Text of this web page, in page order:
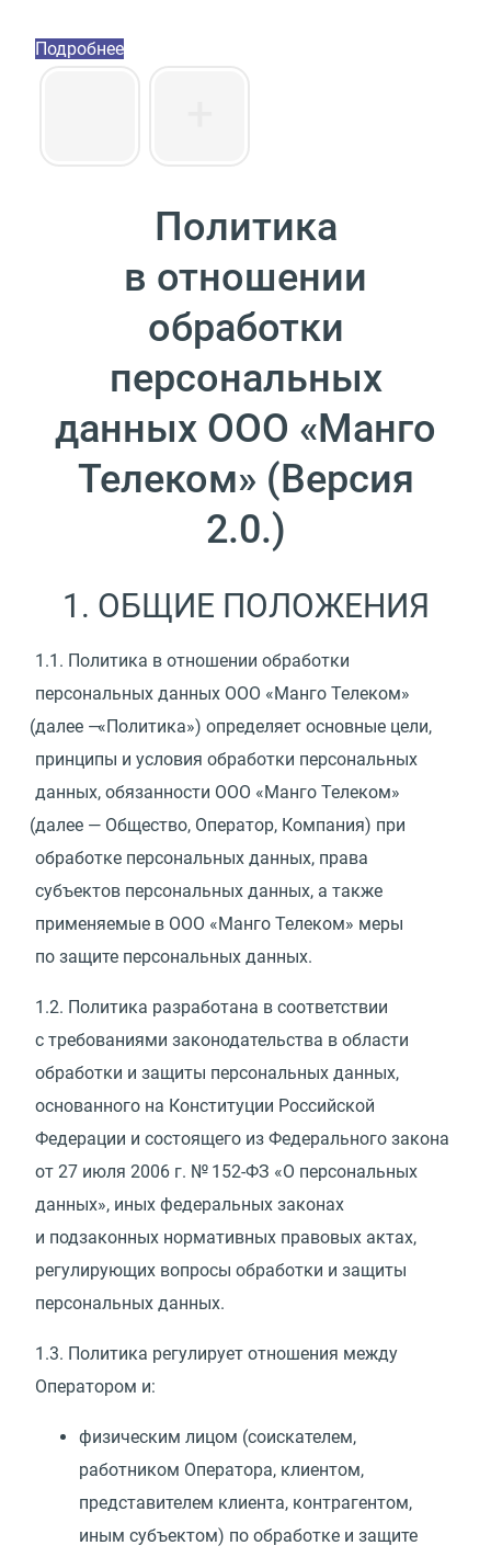
Подробнее
Политика
в отношении
обработки
персональных
данных ООО «Манго
Телеком» (Версия
2.0.)
1. ОБЩИЕ ПОЛОЖЕНИЯ
1.1. Политика в отношении обработки
персональных данных ООО «Манго Телеком»
(далее —
« Политика») определяет основные цели,
принципы и условия обработки персональных
данных, обязанности ООО «Манго Телеком»
(далее — Общество, Оператор, Компания) при
обработке персональных данных, права
субъектов персональных данных, а также
применяемые в ООО «Манго Телеком» меры
по защите персональных данных.
1.2. Политика разработана в соответствии
с требованиями законодательства в области
обработки и защиты персональных данных,
основанного на Конституции Российской
Федерации и состоящего из Федерального закона
от 27 июля 2006 г. № 152-ФЗ «О персональных
данных», иных федеральных законах
и подзаконных нормативных правовых актах,
регулирующих вопросы обработки и защиты
персональных данных.
1.3. Политика регулирует отношения между
Оператором и:
физическим лицом (соискателем,
работником Оператора, клиентом,
представителем клиента, контрагентом,
иным субъектом) по обработке и защите